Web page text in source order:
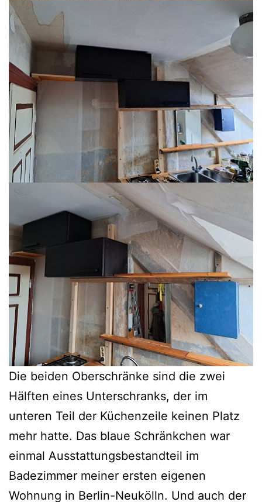
Die beiden Oberschränke sind die zwei
Hälften eines Unterschranks, der im
unteren Teil der Küchenzeile keinen Platz
mehr hatte. Das blaue Schränkchen war
einmal Ausstattungsbestandteil im
Badezimmer meiner ersten eigenen
Wohnung in Berlin-Neukölln. Und auch der